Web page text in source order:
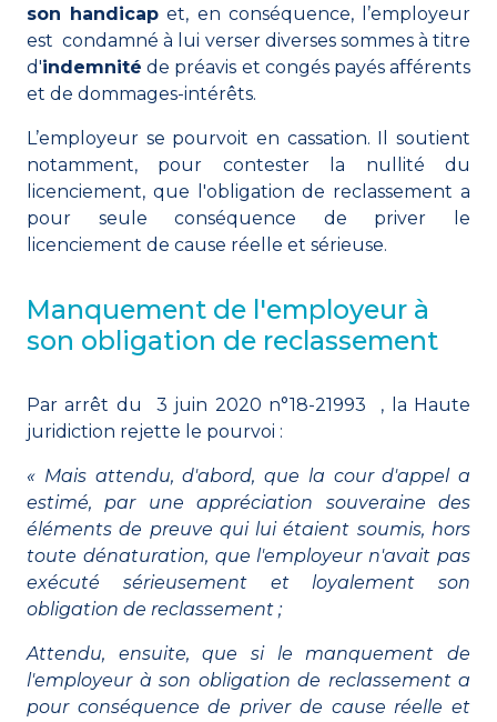
son
handicap et, en conséquence, l’employeur
est condamné à lui verser diverses sommes à titre
d'indemnité de préavis et congés payés afférents
et de dommages-intérêts.
L’employeur se pourvoit en cassation. Il soutient
notamment, pour contester la nullité du
licenciement, que l'obligation de reclassement a
pour seule conséquence de priver le
licenciement de cause réelle et sérieuse.
Manquement de l'employeur à
son obligation de reclassement
Par arrêt du 3 juin 2020 n°18-21993 ,
la Haute
juridiction rejette le pourvoi :
« Mais attendu, d'abord, que la cour d'appel a
estimé, par une appréciation souveraine des
éléments de preuve qui lui étaient soumis, hors
toute dénaturation, que l'employeur n'avait pas
exécuté sérieusement et loyalement son
obligation de reclassement ;
Attendu, ensuite, que si le manquement de
l'employeur à son obligation de reclassement a
pour conséquence de priver de cause réelle et